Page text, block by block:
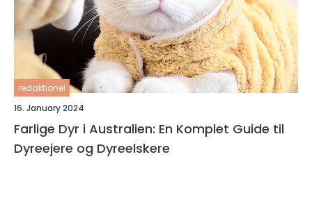
redaktionel
16. January 2024
Farlige Dyr i Australien: En Komplet Guide til
Dyreejere og Dyreelskere